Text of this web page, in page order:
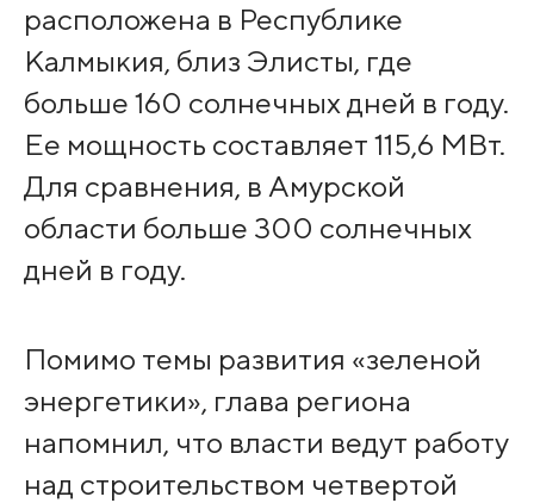
расположена в Республике
Калмыкия, близ Элисты, где
больше 160 солнечных дней в году.
Ее мощность составляет 115,6 МВт.
Для сравнения, в Амурской
области больше 300 солнечных
дней в году.
Помимо темы развития «зеленой
энергетики», глава региона
напомнил, что власти ведут работу
над строительством четвертой